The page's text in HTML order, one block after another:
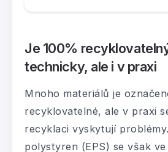
Je 100%
technicky, ale i v praxi
Mnoho materiálů je
recyklovatelné, ale v praxi
recyklaci vyskytují
polystyren (EPS) se však